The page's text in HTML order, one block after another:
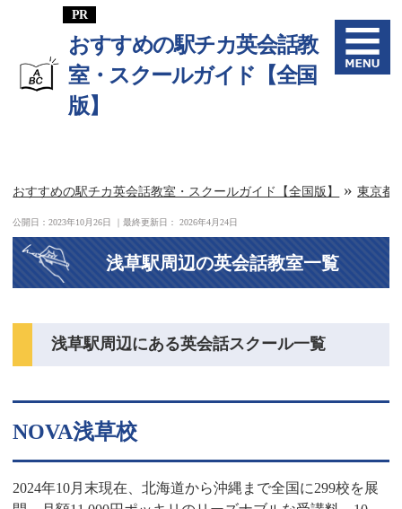
おすすめの駅チカ英会話教
室・スクールガイド【全国
版】
おすすめの駅チカ英会話教室・スクールガイド【全国版】 »東京都
公開日：2023年10月26日 ｜最終更新日：2026年4月24日
浅草駅周辺の英会話教室一覧
浅草駅周辺にある英会話スクール一覧
NOVA浅草校
2024年10月末現在、北海道から沖縄まで全国に299校を展